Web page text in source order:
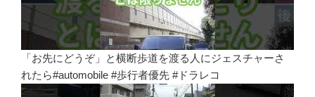
「お先にどうぞ」と横断歩道を渡る人にジェスチャーさ
れたら#automobile #歩行者優先 #ドラレコ